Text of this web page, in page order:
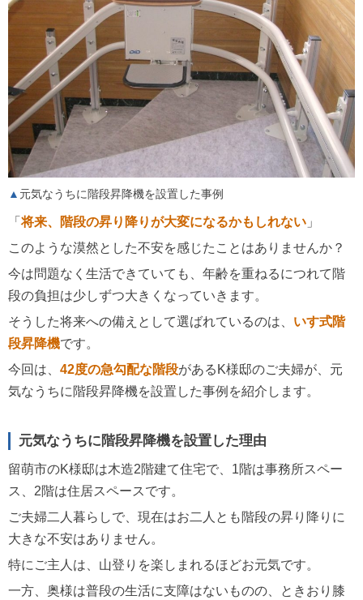
元気なうちに階段昇降機を設置した事例
「将来、階段の昇り降りが大変になるかもしれない 」
このような漠然とした不安を感じたことはありませんか？
今は問題なく生活できていても、年齢を重ねるにつれて階
段の負担は少しずつ大きくなっていきます。
そうした将来への備えとして選ばれているのは、 いす式階
段昇降機です。
今回は、 42度の急勾配な階段があるK様邸のご夫婦が、元
気なうちに階段昇降機を設置した事例を紹介します。
元気なうちに階段昇降機を設置した理由
留萌市のK様邸は木造2階建て住宅で、1階は事務所スペー
ス、2階は住居スペースです。
ご夫婦二人暮らしで、現在はお二人とも階段の昇り降りに
大きな不安はありません。
特にご主人は、山登りを楽しまれるほどお元気です。
一方、奥様は普段の生活に支障はないものの、ときおり膝